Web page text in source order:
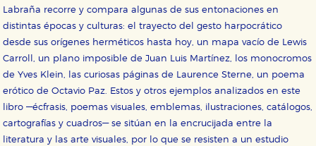
Labraña recorre y compara algunas de sus entonaciones en
distintas épocas y culturas: el trayecto del gesto harpocrático
desde sus orígenes herméticos hasta hoy, un mapa vacío de Lewis
Carroll, un plano imposible de Juan Luis Martínez, los monocromos
de Yves Klein, las curiosas páginas de Laurence Sterne, un poema
erótico de Octavio Paz. Estos y otros ejemplos analizados en este
libro —écfrasis, poemas visuales, emblemas, ilustraciones, catálogos,
cartografías y cuadros— se sitúan en la encrucijada entre la
literatura y las arte visuales, por lo que se resisten a un estudio
áreas de nuestra web dejen de funcionar
correctamente.
Cookies de rendimiento y analíticas
Estas cookies se utilizan para mejorar su experiencia
de navegación y optimizar el funcionamiento de
nuestro sitio web. Almacenan configuraciones de
servicios para que no tenga que reconfigurarlos cada
vez que nos visita. La información es agregada y, por lo
tanto, es anónima.
Cookies de publicidad y redes sociales